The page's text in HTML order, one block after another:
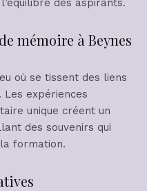
des aspirants.
mémoire à Beynes
où se tissent des liens
expériences
unique créent un
des souvenirs qui
formation.